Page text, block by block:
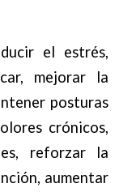
el estrés,
mejorar la
posturas
crónicos,
reforzar la
aumentar